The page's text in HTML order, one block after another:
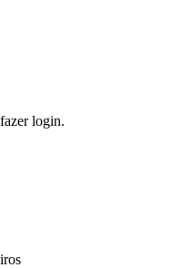
login.